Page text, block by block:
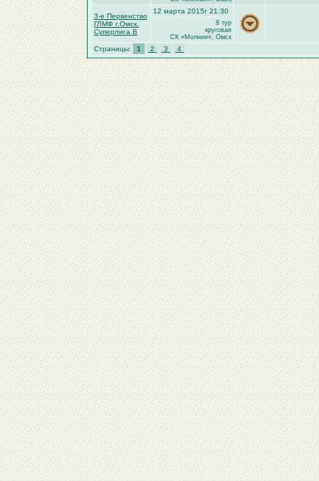
3-е Первенство
ГЛМФ г.Омск.
Суперлига В
12 марта 2015г 21:30
8 тур
круговая
СК «Молния», Омск
Страницы: 1 2 3 4